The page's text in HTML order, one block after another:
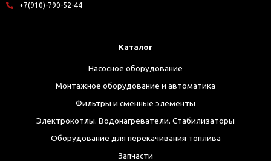
+7(910)-790-52-44
Каталог
Насосное оборудование
Монтажное оборудование и автоматика
Фильтры и сменные элементы
Электрокотлы. Водонагреватели. Стабилизаторы
Оборудование для перекачивания топлива
Запчасти